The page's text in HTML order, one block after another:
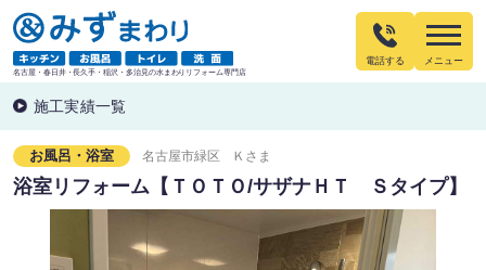
名古屋・春日井・長久手・稲沢・多治見の水まわりリフォーム専門店
電話する
施工実績一覧
お風呂・浴室 名古屋市緑区 Ｋさま
浴室リフォーム【ＴＯＴＯ/サザナＨＴ Ｓタイプ】